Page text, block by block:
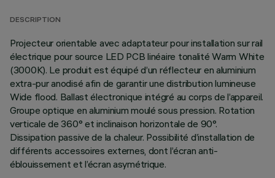
DESCRIPTION
Projecteur orientable avec adaptateur pour installation sur rail
électrique pour source LED PCB linéaire tonalité Warm White
(3000K). Le produit est équipé d’un réflecteur en aluminium
extra-pur anodisé afin de garantir une distribution lumineuse
Wide flood. Ballast électronique intégré au corps de l’appareil.
Groupe optique en aluminium moulé sous pression. Rotation
verticale de 360° et inclinaison horizontale de 90°.
Dissipation passive de la chaleur. Possibilité d’installation de
différents accessoires externes, dont l’écran anti-
éblouissement et l’écran asymétrique.